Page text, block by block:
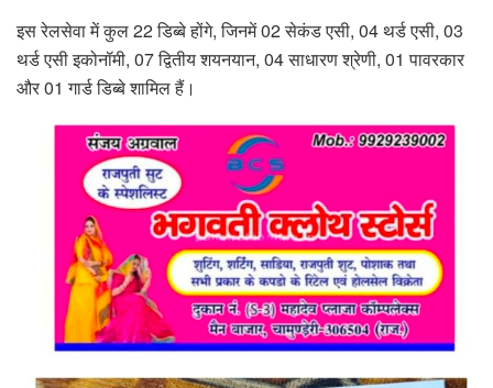
इस रेलसेवा में कुल 22 डिब्बे होंगे, जिनमें 02 सेकंड एसी, 04 थर्ड एसी, 03
थर्ड एसी इकोनॉमी, 07 द्वितीय शयनयान, 04 साधारण श्रेणी, 01 पावरकार
और 01 गार्ड डिब्बे शामिल हैं।